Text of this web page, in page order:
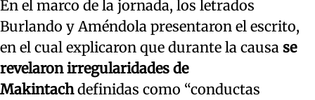
En el marco de la jornada, los letrados
Burlando y Améndola presentaron el escrito,
en el cual explicaron que durante la causa se
revelaron irregularidades de
Makintachdefinidas como “conductas